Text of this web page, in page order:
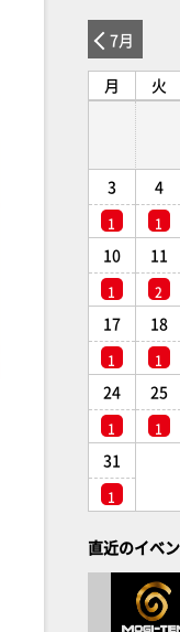
7月
月 火
3
1
4
1
10
1
11
2
17
1
18
1
24
1
25
1
31
1
直近のイベ